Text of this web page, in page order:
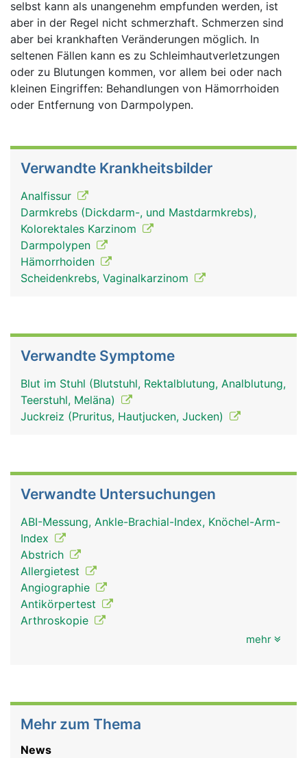
selbst kann als unangenehm empfunden werden, ist
aber in der Regel nicht schmerzhaft. Schmerzen sind
aber bei krankhaften Veränderungen möglich. In
seltenen Fällen kann es zu Schleimhautverletzungen
oder zu Blutungen kommen, vor allem bei oder nach
kleinen Eingriffen: Behandlungen von Hämorrhoiden
oder Entfernung von Darmpolypen.
Verwandte Krankheitsbilder
Analfissur
Darmkrebs (Dickdarm-, und Mastdarmkrebs),
Kolorektales Karzinom
Darmpolypen
Hämorrhoiden
Scheidenkrebs, Vaginalkarzinom
Verwandte Symptome
Blut im Stuhl (Blutstuhl, Rektalblutung, Analblutung,
Teerstuhl, Meläna)
Juckreiz (Pruritus, Hautjucken, Jucken)
Verwandte Untersuchungen
ABI-Messung, Ankle-Brachial-Index, Knöchel-Arm-
Index
Abstrich
Allergietest
Angiographie
Antikörpertest
Arthroskopie
mehr
Mehr zum Thema
News